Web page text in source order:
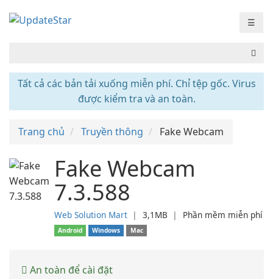
☰
Tất cả các bản tải xuống miễn phí. Chỉ tệp gốc. Virus
được kiểm tra và an toàn.
Trang chủ Truyền thông Fake Webcam
Fake Webcam
7.3.588
Web Solution Mart ❘ 3,1MB ❘ Phần mềm miễn phí
Android Windows Mac
An toàn để cài đặt